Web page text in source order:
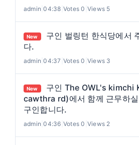
admin |04:38 Votes 0 Views 5
New
구인 벌링턴 한식당에서
다.
admin |04:37 Votes 0 Views 3
New
구인 The OWL's kimchi
cawthra rd)에서 함께 근무하
구인합니다.
admin |04:36 Votes 0 Views 2